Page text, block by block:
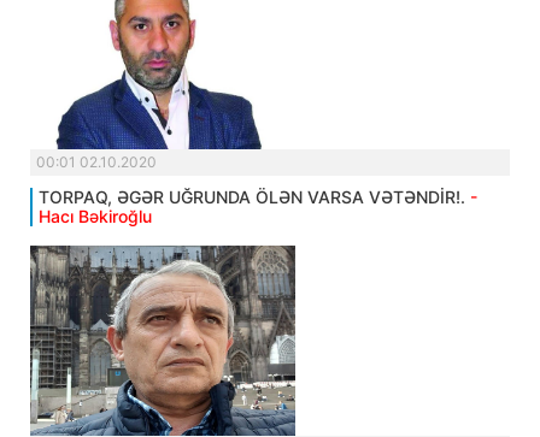
00:01 02.10.2020
TORPAQ, ƏGƏR UĞRUNDA ÖLƏN VARSA VƏTƏNDİR!. -
Hacı Bəkiroğlu